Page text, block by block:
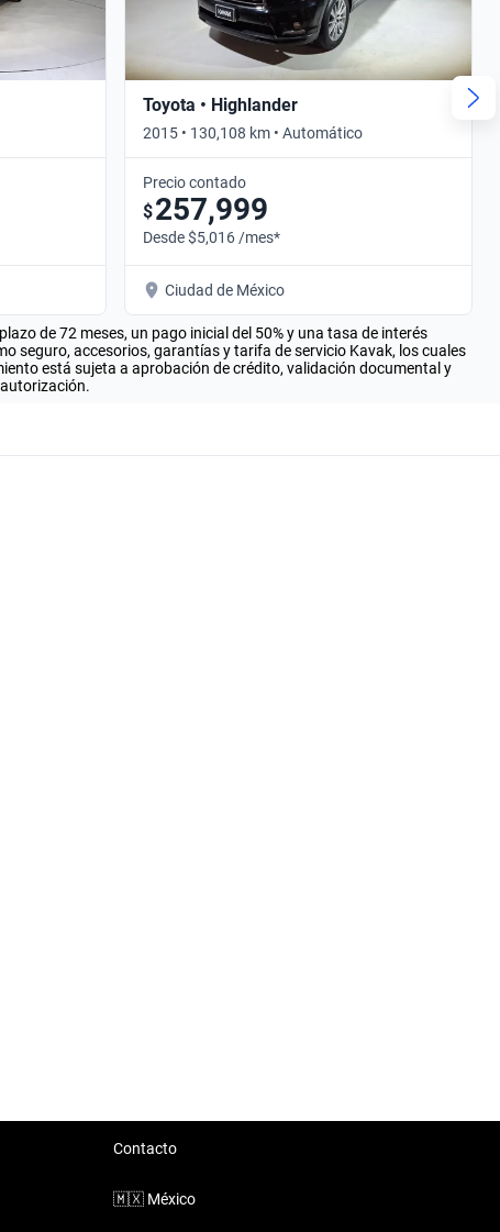
Toyota • Highlander
2015 • 130,108 km • Automático
Precio contado
$257,999
Desde $5,016 /mes*
Ciudad de México
de 72 meses, un pago inicial del 50% y una tasa de interés
seguro, accesorios, garantías y tarifa de servicio Kavak, los cuales
está sujeta a aprobación de crédito, validación documental y
Contacto
🇲🇽 México